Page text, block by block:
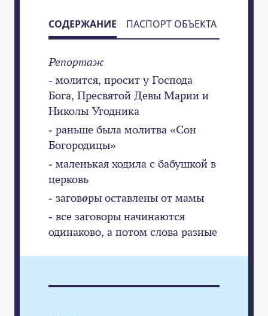
СОДЕРЖАНИЕ ПАСПОРТ ОБЪЕКТА
Репортаж
- молится, просит у Господа
Бога, Пресвятой Девы Марии и
Николы Угодника
- раньше была молитва «Сон
Богородицы»
- маленькая ходила с бабушкой в
церковь
- заговоры оставлены от мамы
- все заговоры начинаются
одинаково, а потом слова разные